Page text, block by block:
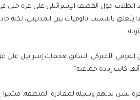
الطلاب حول القصف الإسرائيلي على غزة حتى
يتعلق بالتسبب بالوفيات بين المدنيين، لكنه
الأميركي السابق هجمات إسرائيل على غزة
كانت إبادة جماعية”.
ليس لديهم وسيلة لمغادرة المنطقة،